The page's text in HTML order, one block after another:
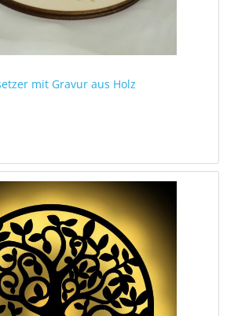
mit Gravur aus Holz